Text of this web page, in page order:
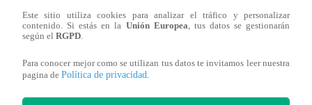
Este sitio utiliza cookies para analizar el tráfico y personalizar
contenido. Si estás en la Unión Europea, tus datos se gestionarán
según el RGPD.
Para conocer mejor como se utilizan tus datos te invitamos leer nuestra
pagina de Política de privacidad.